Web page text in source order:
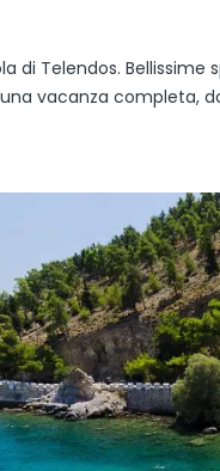
di Telendos.
vacanza completa,